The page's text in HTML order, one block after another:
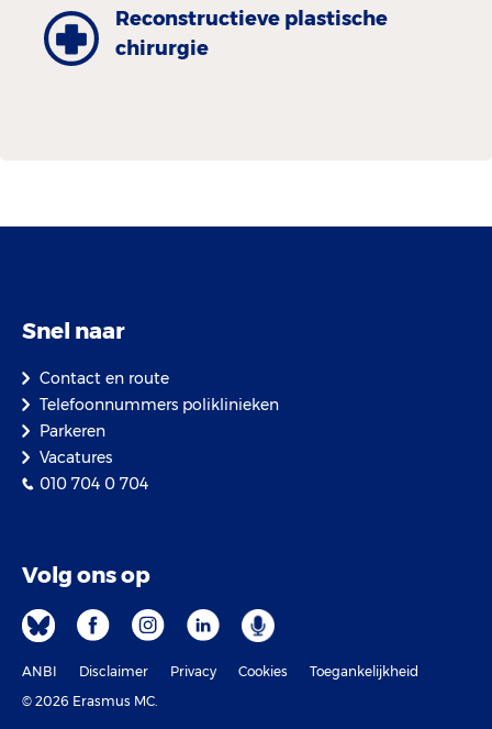
Reconstructieve plastische
chirurgie
Snel naar
Contact en route
Telefoonnummers poliklinieken
Parkeren
Vacatures
010 704 0 704
Volg ons op
ANBI Disclaimer Privacy Cookies
Toegankelijkheid
© 2026 Erasmus MC.